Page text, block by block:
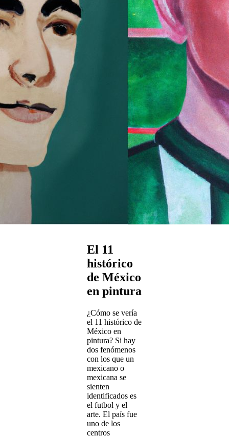
El 11
histórico
de México
en pintura
¿Cómo se vería
el 11 histórico de
México en
pintura? Si hay
dos fenómenos
con los que un
mexicano o
mexicana se
sienten
identificados es
el futbol y el
arte. El país fue
uno de los
centros